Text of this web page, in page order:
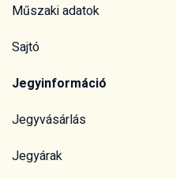
Műszaki adatok
Sajtó
Jegyinformáció
Jegyvásárlás
Jegyárak